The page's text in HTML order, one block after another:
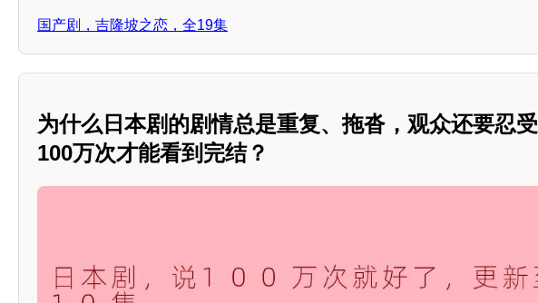
国产剧，吉隆坡之恋，全19集
为什么日本剧的剧情总是重复、拖沓，观众还要忍受
100万次才能看到完结？